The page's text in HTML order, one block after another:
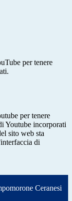
per tenere
per tenere
Youtube incorporati
sito web sta
di
Ceranesi